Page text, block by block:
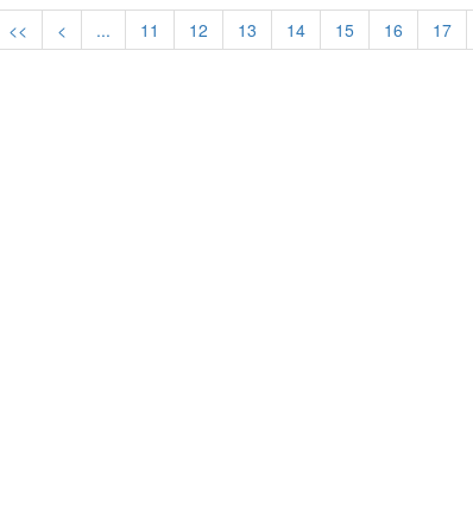
<< < ... 11 12 13 14 15 16 17